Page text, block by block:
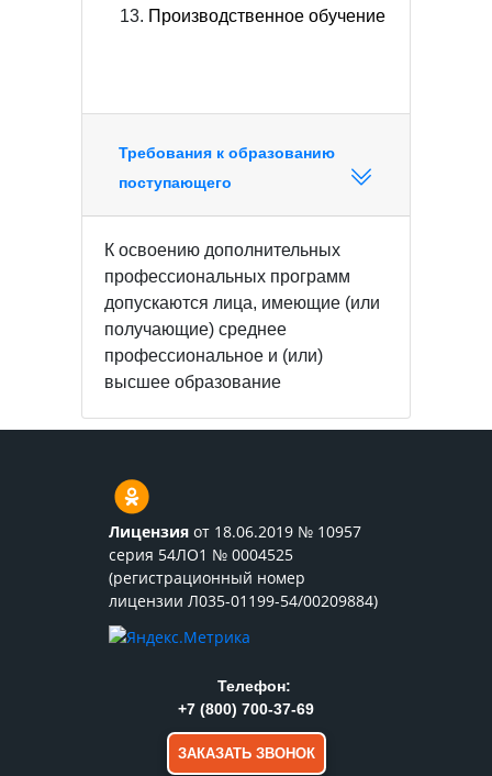
Производственное обучение
Требования к образованию
поступающего
К освоению дополнительных
профессиональных программ
допускаются лица, имеющие (или
получающие) среднее
профессиональное и (или)
высшее образование
Лицензия от 18.06.2019 № 10957
серия 54ЛО1 № 0004525
(регистрационный номер
лицензии Л035-01199-54/00209884)
Телефон:
+7 (800) 700-37-69
ЗАКАЗАТЬ ЗВОНОК